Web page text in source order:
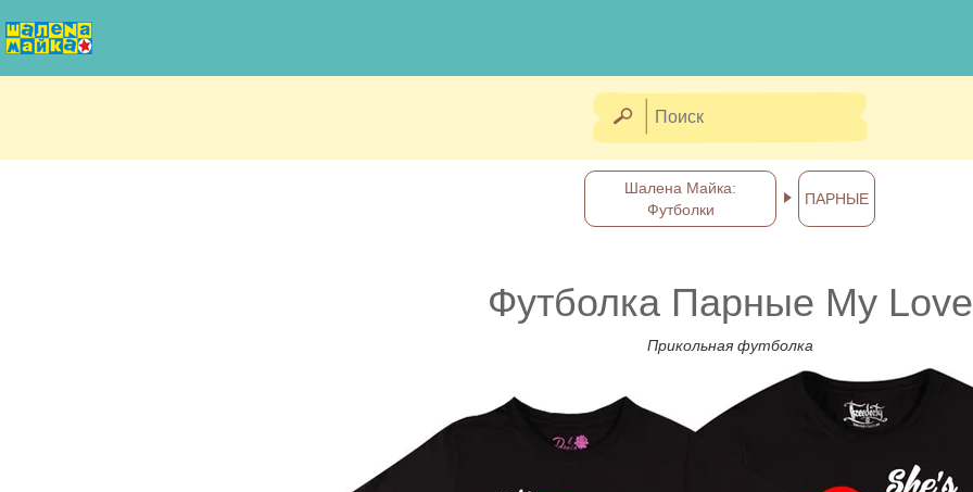
Шалена Майка:
Футболки
ПАРНЫЕ
Футболка Парные My Love
Прикольная футболка